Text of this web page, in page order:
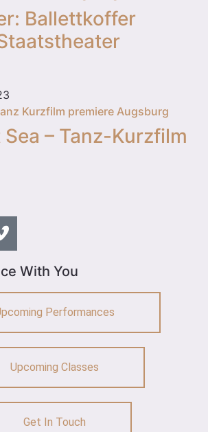
Ballettkoffer
– Tanz-Kurzfilm
With You
Performances
Upcoming Classes
Get In Touch